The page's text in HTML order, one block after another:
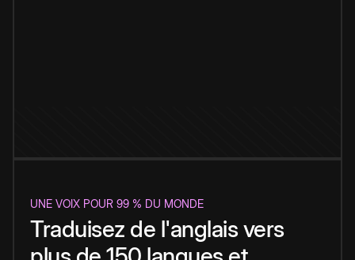
UNE VOIX POUR 99 % DU MONDE
Traduisez de l'anglais vers